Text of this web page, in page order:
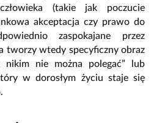
(takie jak poczucie
akceptacja czy prawo do
zaspokajane przez
tworzy wtedy specyficzny obraz
nikim nie można polegać” lub
w dorosłym życiu staje się